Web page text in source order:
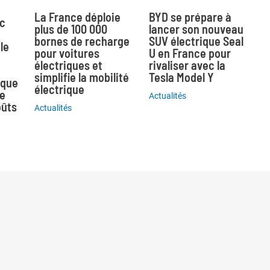
La France déploie
plus de 100 000
bornes de recharge
pour voitures
électriques et
simplifie la mobilité
électrique
Actualités
BYD se prépare à
lancer son nouveau
SUV électrique Seal
U en France pour
rivaliser avec la
Tesla Model Y
Actualités